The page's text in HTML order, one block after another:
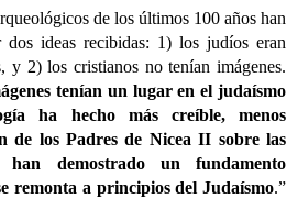
de los últimos 100 años han
dos ideas recibidas: 1) los judíos eran
y 2) los cristianos no tenían imágenes.
tenían un lugar en el judaísmo
ha hecho más creíble, menos
de los Padres de Nicea II sobre las
han demostrado un fundamento
remonta a principios del Judaísmo.”